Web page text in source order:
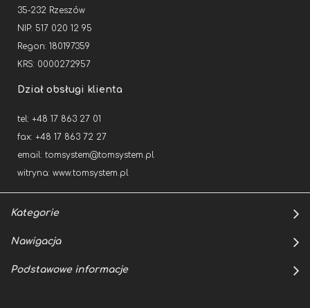
35-232 Rzeszów
NIP: 517 020 12 95
Regon: 180197359
KRS: 0000272957
Dział obsługi klienta
tel: +48 17 863 27 01
fax: +48 17 863 72 27
email: tomsystem@tomsystem.pl
witryna: www.tomsystem.pl
Kategorie
Nawigacja
Podstawowe informacje